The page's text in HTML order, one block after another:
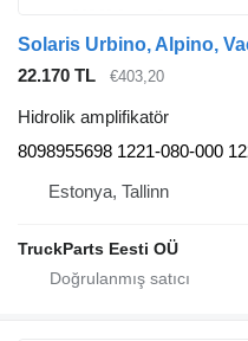
22.170 TL €403,20
Hidrolik amplifikatör
8098955698 1221-080-000
Estonya, Tallinn
TruckParts Eesti OÜ